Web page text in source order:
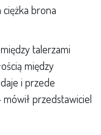
brona
talerzami
między
i przede
przedstawiciel